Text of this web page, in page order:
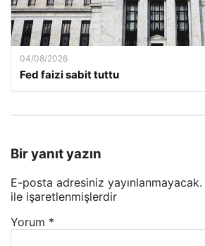
04/08/2026
Fed faizi sabit tuttu
Bir yanıt yazın
E-posta adresiniz yayınlanmayacak.
ile işaretlenmişlerdir
Yorum *